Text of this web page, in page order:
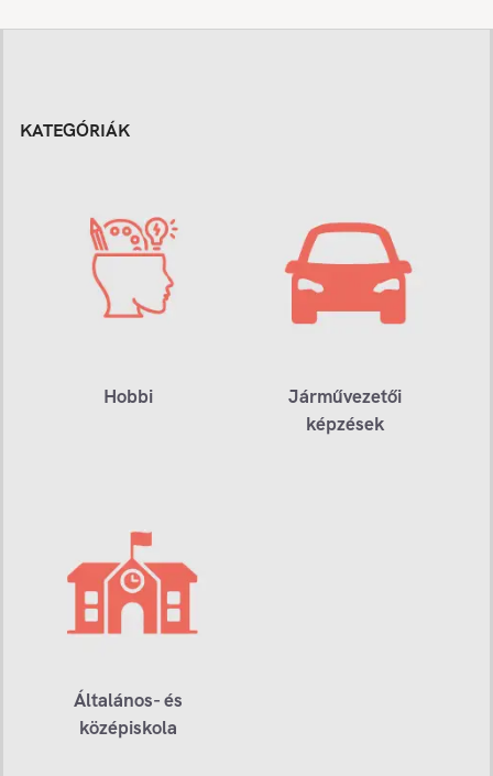
KATEGÓRIÁK
Hobbi
Járművezetői
képzések
Általános- és
középiskola